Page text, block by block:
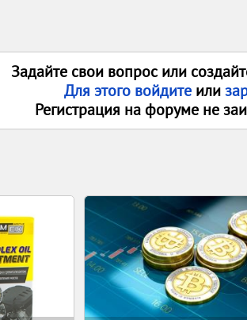
Задайте свои вопрос или
Для этого войдите или
Регистрация на форуме не